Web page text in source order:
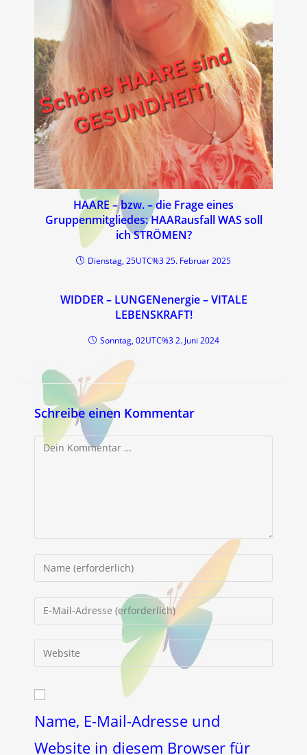
HAARE – bzw. – die Frage eines
Gruppenmitgliedes: HAARausfall WAS soll
ich STRÖMEN?
Dienstag, 25UTC%3 25. Februar 2025
WIDDER – LUNGENenergie – VITALE
LEBENSKRAFT!
Sonntag, 02UTC%3 2. Juni 2024
Schreibe einen Kommentar
Kommentar
Namen
oder
Kommentieren
E-
Mail-
zum
ein
URL
ein
(optional)
Name, E-Mail-Adresse und
Website in diesem Browser für